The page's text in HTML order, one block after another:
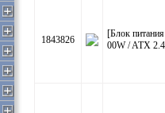
1843826
[Блок
00W / ATX